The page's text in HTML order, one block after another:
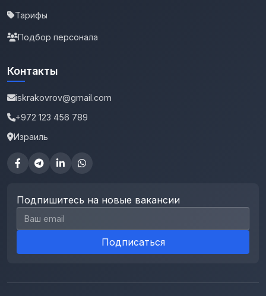
Тарифы
Подбор персонала
Контакты
iskrakovrov@gmail.com
+972 123 456 789
Израиль
Подпишитесь на новые вакансии
Email для подписки
Подписаться